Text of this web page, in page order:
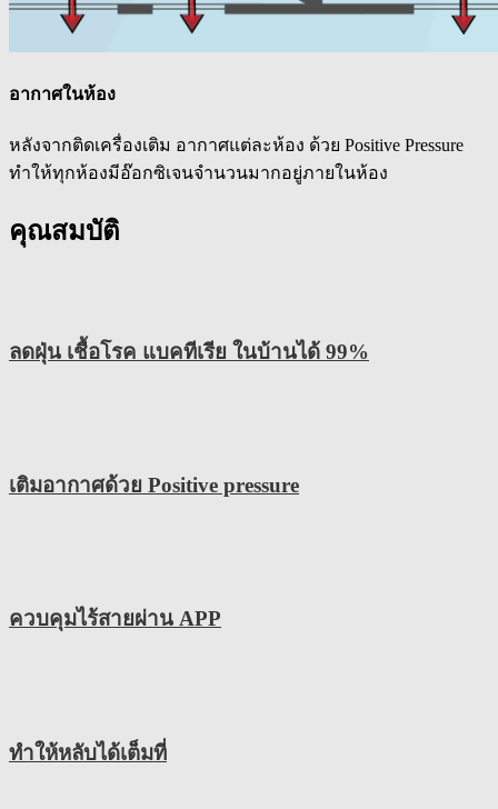
อากาศในห้อง
หลังจากติดเครื่องเติม อากาศแต่ละห้อง ด้วย Positive Pressure
ทำให้ทุกห้องมีอ๊อกซิเจนจำนวนมากอยู่ภายในห้อง
คุณสมบัติ
ลดฝุ่น เชื้อโรค แบคทีเรีย ในบ้านได้ 99%
เติมอากาศด้วย Positive pressure
ควบคุมไร้สายผ่าน APP
ทำให้หลับได้เต็มที่